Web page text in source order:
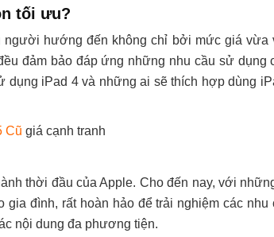
tối ưu?
hướng đến không chỉ bởi mức giá vừa
đảm bảo đáp ứng những nhu cầu sử dụng
iPad 4 và những ai sẽ thích hợp dùng
Cũ giá cạnh tranh
thời đầu của Apple. Cho đến nay, với
đình, rất hoàn hảo để trải nghiệm các nhu
nội dung đa phương tiện.